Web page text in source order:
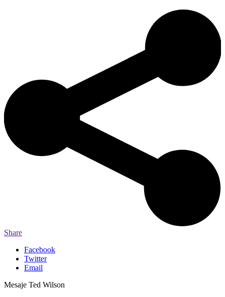
Share
Facebook
Twitter
Email
Mesaje Ted Wilson